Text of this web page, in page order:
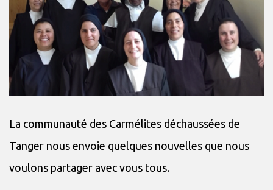
La communauté des Carmélites déchaussées de
Tanger nous envoie quelques nouvelles que nous
voulons partager avec vous tous.